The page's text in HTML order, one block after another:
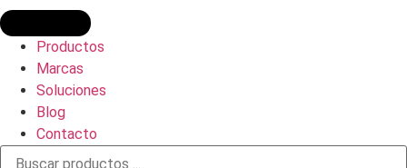
Productos
Marcas
Soluciones
Blog
Contacto
Búsqueda